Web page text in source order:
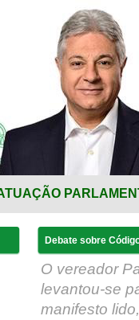
Debate sobre
O vereador
levantou-se
manifesto